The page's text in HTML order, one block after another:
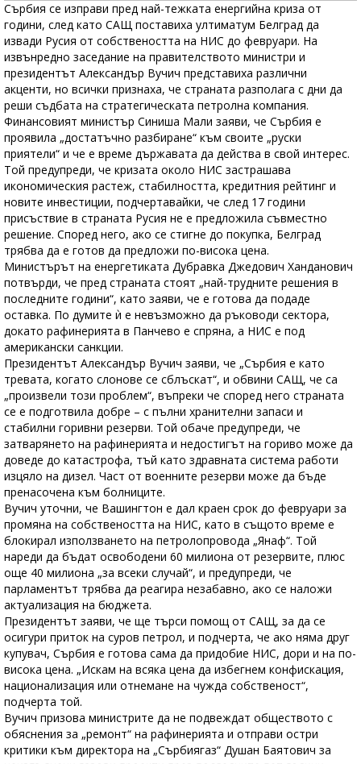
Сърбия се изправи пред най-тежката енергийна криза от
години, след като САЩ поставиха ултиматум Белград да
извади Русия от собствеността на НИС до февруари. На
извънредно заседание на правителството министри и
президентът Александър Вучич представиха различни
акценти, но всички признаха, че страната разполага с дни да
реши съдбата на стратегическата петролна компания.
Финансовият министър Синиша Мали заяви, че Сърбия е
проявила „достатъчно разбиране“ към своите „руски
приятели“ и че е време държавата да действа в свой интерес.
Той предупреди, че кризата около НИС застрашава
икономическия растеж, стабилността, кредитния рейтинг и
новите инвестиции, подчертавайки, че след 17 години
присъствие в страната Русия не е предложила съвместно
решение. Според него, ако се стигне до покупка, Белград
трябва да е готов да предложи по-висока цена.
Министърът на енергетиката Дубравка Джедович Ханданович
потвърди, че пред страната стоят „най-трудните решения в
последните години“, като заяви, че е готова да подаде
оставка. По думите ѝ е невъзможно да ръководи сектора,
докато рафинерията в Панчево е спряна, а НИС е под
американски санкции.
Президентът Александър Вучич заяви, че „Сърбия е като
тревата, когато слонове се сблъскат“, и обвини САЩ, че са
„произвели този проблем“, въпреки че според него страната
се е подготвила добре – с пълни хранителни запаси и
стабилни горивни резерви. Той обаче предупреди, че
затварянето на рафинерията и недостигът на гориво може да
доведе до катастрофа, тъй като здравната система работи
изцяло на дизел. Част от военните резерви може да бъде
пренасочена към болниците.
Вучич уточни, че Вашингтон е дал краен срок до февруари за
промяна на собствеността на НИС, като в същото време е
блокирал използването на петролопровода „Янаф“. Той
нареди да бъдат освободени 60 милиона от резервите, плюс
още 40 милиона „за всеки случай“, и предупреди, че
парламентът трябва да реагира незабавно, ако се наложи
актуализация на бюджета.
Президентът заяви, че ще търси помощ от САЩ, за да се
осигури приток на суров петрол, и подчерта, че ако няма друг
купувач, Сърбия е готова сама да придобие НИС, дори и на по-
висока цена. „Искам на всяка цена да избегнем конфискация,
национализация или отнемане на чужда собственост“,
подчерта той.
Вучич призова министрите да не подвеждат обществото с
обяснения за „ремонт“ на рафинерията и отправи остри
критики към директора на „Сърбиягаз“ Душан Баятович за